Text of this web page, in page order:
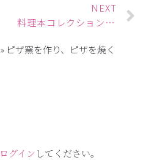
NEXT
料理本コレクション vol.1 手書きレシピ本の魅力
» ピザ窯を作り、ピザを焼く
ログイン してください。